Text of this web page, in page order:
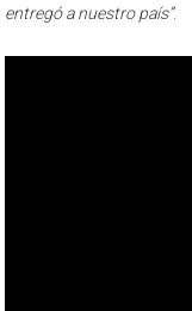
entregó a nuestro país”.